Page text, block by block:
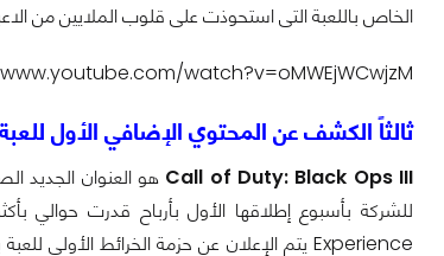
الخاص باللعبة التى استحوذت على قلوب الملايين من
watch?v=oMWEjWCwjzM
ثالثاً الكشف عن المحتوي الإضافي الأول للعبة
Call of Duty: Black Ops III هو العنوان الجديد